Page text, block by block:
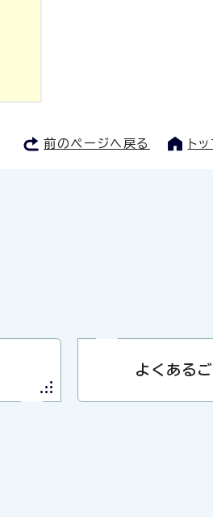
前のページへ戻る ト
よくある